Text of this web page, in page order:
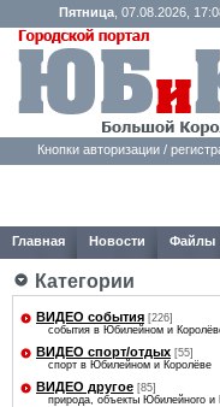
Пятница, 07.08.2026,
Кнопки авторизации /
Главная Новости Файлы
Категории
ВИДЕО события [226]
события в Юбилейном и
ВИДЕО спорт/отдых [55]
спорт в Юбилейном и Королёве
ВИДЕО другое [85]
природа, объекты Юбилейного и